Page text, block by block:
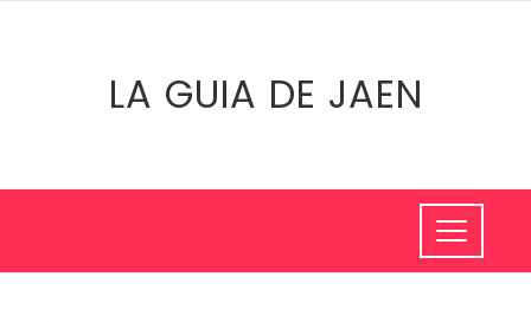
LA GUIA DE JAEN